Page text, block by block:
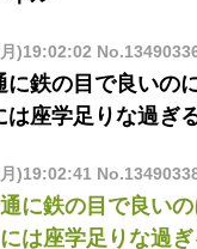
)19:02:02
に鉄の目で良いの
は座学足りな過ぎ
)19:02:41
に鉄の目で良いの
は座学足りな過ぎ